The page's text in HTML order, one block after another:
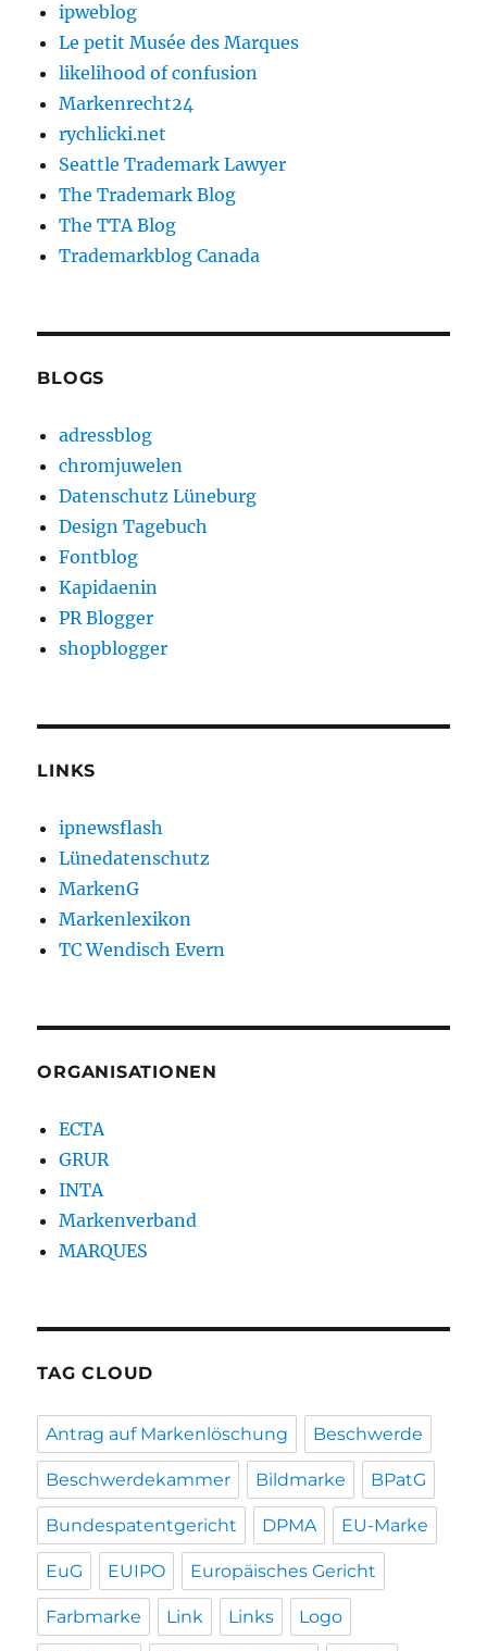
ipweblog
Le petit Musée des Marques
likelihood of confusion
Markenrecht24
rychlicki.net
Seattle Trademark Lawyer
The Trademark Blog
The TTA Blog
Trademarkblog Canada
BLOGS
adressblog
chromjuwelen
Datenschutz Lüneburg
Design Tagebuch
Fontblog
Kapidaenin
PR Blogger
shopblogger
LINKS
ipnewsflash
Lünedatenschutz
MarkenG
Markenlexikon
TC Wendisch Evern
ORGANISATIONEN
ECTA
GRUR
INTA
Markenverband
MARQUES
TAG CLOUD
Antrag auf Markenlöschung Beschwerde
Beschwerdekammer Bildmarke BPatG
Bundespatentgericht DPMA EU-Marke
EuG EUIPO Europäisches Gericht
Farbmarke Link Links Logo